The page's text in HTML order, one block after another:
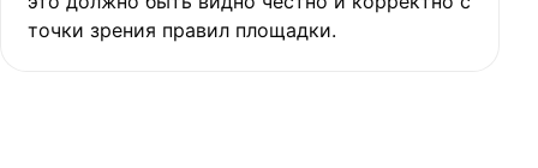
точки зрения правил площадки.